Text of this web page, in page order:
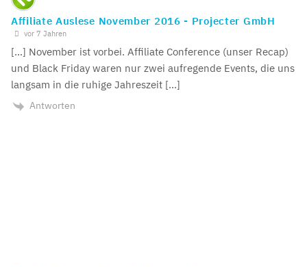
Affiliate Auslese November 2016 - Projecter GmbH
vor 7 Jahren
[…] November ist vorbei. Affiliate Conference (unser Recap)
und Black Friday waren nur zwei aufregende Events, die uns
langsam in die ruhige Jahreszeit […]
Antworten